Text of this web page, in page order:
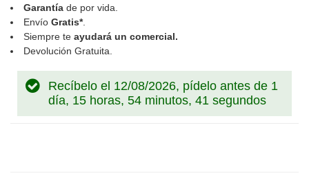
Garantía de por vida.
Envío Gratis*.
Siempre te ayudará un comercial.
Devolución Gratuita.
Recíbelo el 12/08/2026, pídelo antes de 1
día, 15 horas, 54 minutos, 40 segundos